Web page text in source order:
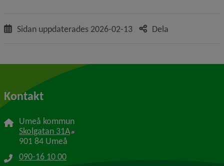
Sidan uppdaterades 2026-02-13 Dela
Kontakt
Umeå kommun
Skolgatan 31A Länk till annan webbplats, öppnas i nytt
901 84 Umeå
090-16 10 00